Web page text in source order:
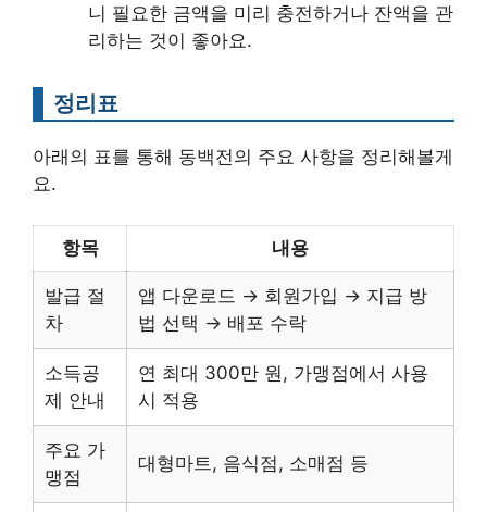
니 필요한 금액을 미리 충전하거나 잔액을 관
리하는 것이 좋아요.
정리표
아래의 표를 통해 동백전의 주요 사항을 정리해볼게
요.
항목 내용
발급 절
차
앱 다운로드 → 회원가입 → 지급 방
법 선택 → 배포 수락
소득공
제 안내
연 최대 300만 원, 가맹점에서 사용
시 적용
주요 가
맹점
대형마트, 음식점, 소매점 등